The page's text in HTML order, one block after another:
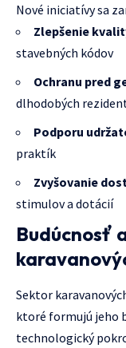
Nové iniciatívy sa
Zlepšenie
stavebných kódov
Ochranu pred
dlhodobých
Podporu
praktík
Zvyšovanie
stimulov a dotácií
Budúcnosť
Sektor
ktoré formujú jeho
technologický